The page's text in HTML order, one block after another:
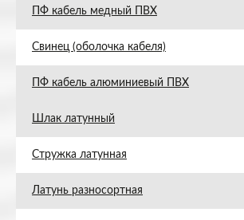
ПФ кабель медный ПВХ
Свинец (оболочка кабеля)
ПФ кабель алюминиевый ПВХ
Шлак латунный
Стружка латунная
Латунь разносортная